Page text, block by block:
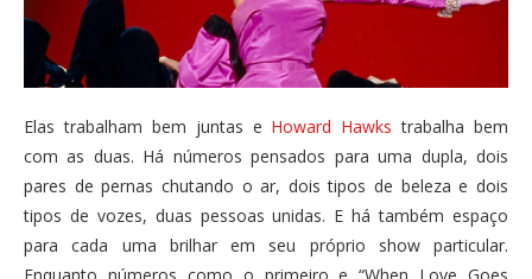
Elas trabalham bem juntas e Howard Hawks trabalha bem
com as duas. Há números pensados para uma dupla, dois
pares de pernas chutando o ar, dois tipos de beleza e dois
tipos de vozes, duas pessoas unidas. E há também espaço
para cada uma brilhar em seu próprio show particular.